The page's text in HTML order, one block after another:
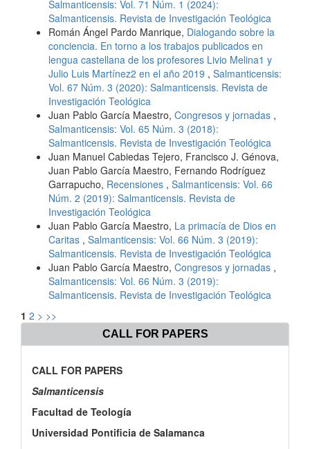
Salmanticensis: Vol. 71 Núm. 1 (2024):
Salmanticensis. Revista de Investigación Teológica
Román Ángel Pardo Manrique, Dialogando sobre la
conciencia. En torno a los trabajos publicados en
lengua castellana de los profesores Livio Melina1 y
Julio Luis Martínez2 en el año 2019 , Salmanticensis:
Vol. 67 Núm. 3 (2020): Salmanticensis. Revista de
Investigación Teológica
Juan Pablo García Maestro, Congresos y jornadas ,
Salmanticensis: Vol. 65 Núm. 3 (2018):
Salmanticensis. Revista de Investigación Teológica
Juan Manuel Cabiedas Tejero, Francisco J. Génova,
Juan Pablo García Maestro, Fernando Rodríguez
Garrapucho, Recensiones , Salmanticensis: Vol. 66
Núm. 2 (2019): Salmanticensis. Revista de
Investigación Teológica
Juan Pablo García Maestro, La primacía de Dios en
Caritas , Salmanticensis: Vol. 66 Núm. 3 (2019):
Salmanticensis. Revista de Investigación Teológica
Juan Pablo García Maestro, Congresos y jornadas ,
Salmanticensis: Vol. 66 Núm. 3 (2019):
Salmanticensis. Revista de Investigación Teológica
1 2 > >>
CALL FOR PAPERS
CALL FOR PAPERS
Salmanticensis
Facultad de Teología
Universidad Pontificia de Salamanca